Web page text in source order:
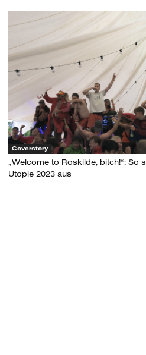
Coverstory
„Welcome to Roskilde, bitch!“: So
Utopie 2023 aus